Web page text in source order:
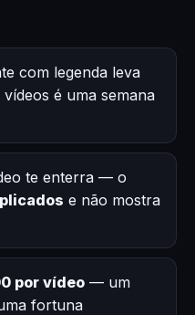
com legenda leva
é uma semana
te enterra — o
e não mostra
por vídeo — um
fortuna